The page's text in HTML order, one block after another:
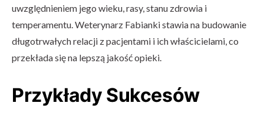
uwzględnieniem jego wieku, rasy, stanu zdrowia i
temperamentu. Weterynarz Fabianki stawia na budowanie
długotrwałych relacji z pacjentami i ich właścicielami, co
przekłada się na lepszą jakość opieki.
Przykłady Sukcesów